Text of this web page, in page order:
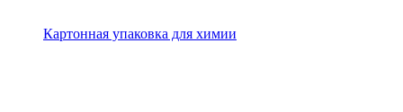
Картонная упаковка для химии